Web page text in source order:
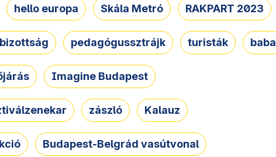
hello europa Skála Metró RAKPART 2023
pedagógussztrájk turisták baba
Imagine Budapest
zászló Kalauz
Budapest-Belgrád vasútvonal